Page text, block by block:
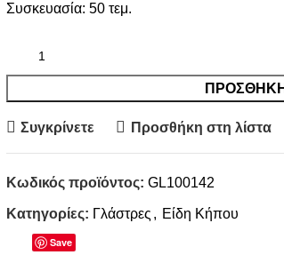
Συσκευασία: 50 τεμ.
Συγκρίνετε Προσθήκη στη λίστα
Κωδικός προϊόντος: GL100142
Κατηγορίες: Γλάστρες , Είδη Κήπου
Save